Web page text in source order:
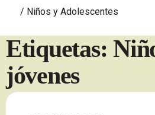
/ Niños y Adolescentes
Etiquetas:
jóvenes